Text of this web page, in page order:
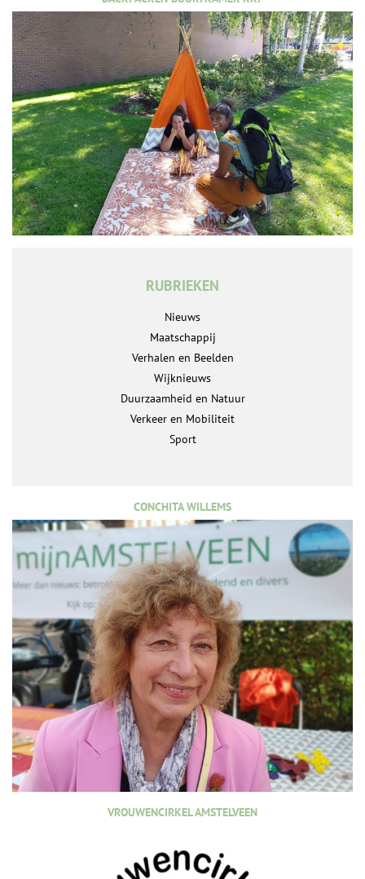
RUBRIEKEN
Nieuws
Maatschappij
Verhalen en Beelden
Wijknieuws
Duurzaamheid en Natuur
Verkeer en Mobiliteit
Sport
CONCHITA WILLEMS
VROUWENCIRKEL AMSTELVEEN